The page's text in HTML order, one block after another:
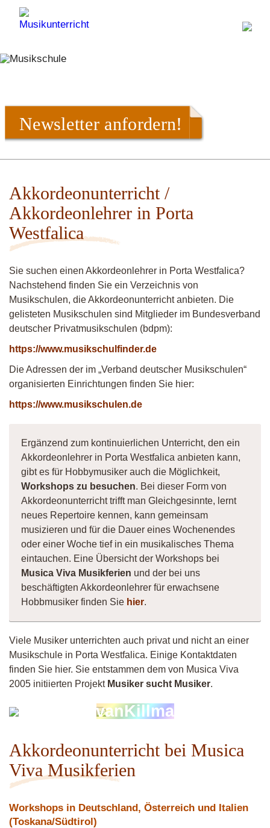
Newsletter anfordern!
Akkordeonunterricht /
Akkordeonlehrer in Porta
Westfalica
Sie suchen einen Akkordeonlehrer in Porta Westfalica?
Nachstehend finden Sie ein Verzeichnis von
Musikschulen, die Akkordeonunterricht anbieten. Die
gelisteten Musikschulen sind Mitglieder im Bundesverband
deutscher Privatmusikschulen (bdpm):
https://www.musikschulfinder.de
Die Adressen der im „Verband deutscher Musikschulen“
organisierten Einrichtungen finden Sie hier:
https://www.musikschulen.de
Ergänzend zum kontinuierlichen Unterricht, den ein
Akkordeonlehrer in Porta Westfalica anbieten kann,
gibt es für Hobbymusiker auch die Möglichkeit,
Workshops zu besuchen. Bei dieser Form von
Akkordeonunterricht trifft man Gleichgesinnte, lernt
neues Repertoire kennen, kann gemeinsam
musizieren und für die Dauer eines Wochenendes
oder einer Woche tief in ein musikalisches Thema
eintauchen. Eine Übersicht der Workshops bei
Musica Viva Musikferien und der bei uns
beschäftigten Akkordeonlehrer für erwachsene
Hobbmusiker finden Sie hier.
Viele Musiker unterrichten auch privat und nicht an einer
Musikschule in Porta Westfalica. Einige Kontaktdaten
finden Sie hier. Sie entstammen dem von Musica Viva
2005 initiierten Projekt Musiker sucht Musiker.
vanKillma
Akkordeonunterricht bei Musica
Viva Musikferien
Workshops in Deutschland, Österreich und Italien
(Toskana/Südtirol)